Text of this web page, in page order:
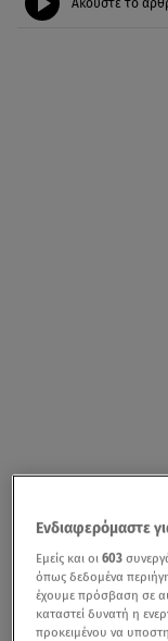
Ενδιαφερόμαστε
Εμείς και οι603
όπως δεδομένα
έχουμε πρόσβαση σε
καταστεί δυνατή η
προκειμένου να